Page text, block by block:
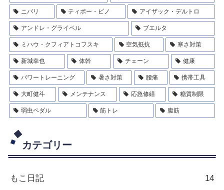
ニバリ ティボー・ピノ アイザック・デルトロ
アンドレ・グライペル ブエルタ
ミハウ・クフィアトコフスキ 空気抵抗 寒さ対策
新城幸也 体幹 チェーン 健康
パワートレーニング 暑さ対策 腰痛 携帯工具
大町健斗 メンテナンス 応急修繕 糖質制限
弱虫ペダル 筋トレ 腹筋
カテゴリー
もこ日記 14